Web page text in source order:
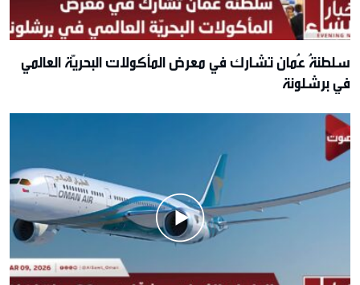
سلطنةُ عُمان تشارك في معرض المأكولات البحريّة العالمي
في برشلونة